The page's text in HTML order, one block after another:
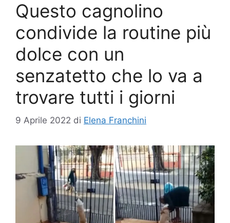
Questo cagnolino
condivide la routine più
dolce con un
senzatetto che lo va a
trovare tutti i giorni
9 Aprile 2022 di Elena Franchini